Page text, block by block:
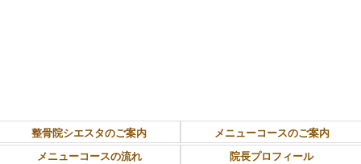
整骨院シエスタのご案内
メニューコースのご案内
メニューコースの流れ
院長プロフィール